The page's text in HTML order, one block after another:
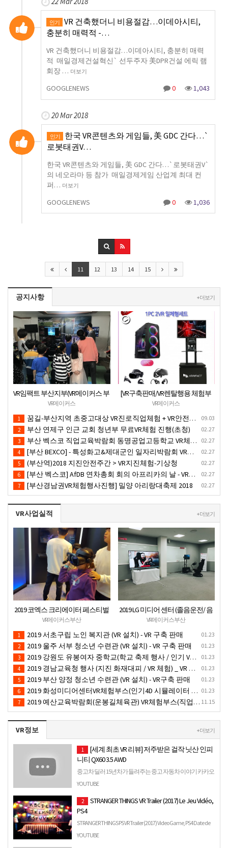
인기
VR 건축했더니 비용절감…이데아시티,
충분히 매력적 -…
VR 건축했더니 비용절감…이데아시티, 충분히 매력
적 매일경제건설혁신` 선두주자 美DPR건설 에릭 램
회장 … 더보기
GOOGLENEWS 0 1,043
20 Mar 2018
인기
한국 VR콘텐츠와 게임들, 美 GDC 간다…`
로봇태권V…
한국 VR콘텐츠와 게임들, 美 GDC 간다…`로봇태권V`
의 네오라마 등 참가 매일경제게임 산업계 최대 컨
퍼… 더보기
GOOGLENEWS 0 1,036
11 12 13 14 15
공지사항 + 더보기
VR임팩트 부산지부(VR메이커스 부
산) 지역기관 무료VR체험서비스
제공
VR메이커스
[VR구축판매/VR렌탈행용 체험부
스][신제품](가성비최고) 1PC 2VR
일체형행사부스 세트(1부스-2인
따로 게임진행)
VR메이커스
09.03
1 꿈길-부산지역 초중고대상 VR진로직업체험 + VR안전교육 프로그램 운영공고
02.27
2 부산 연제구 인근 교회 청년부 무료VR체험 진행(초청)
02.27
3 부산 벡스코 직업교육박람회 동명공업고등학교 VR체험존
02.27
4 [부산 BEXCO] - 특성화고&제대군인 일자리박람회 VR체험부스운영(18.10.17)-VR행사
02.27
5 (부산역)2018 지진안전주간 > VR지진체험-기상청
02.27
6 [부산 벡스코] AfDB 연차총회 회의 아프리카의 날 - VR부스설치
02.27
7 [부산경남권VR체험행사진행] 밀양 아리랑대축제 2018
VR사업실적 + 더보기
2019 코엑스 크리에이터 페스티벌
VR체험 부스 (인기 VR 체험) - VR렌
탈대여 행사
VR메이커스부산
2019 LG 미디어 센터 (졸음운전/ 음
주운전 체험 행사) VR 체험 - VR 렌탈
대여 행사
VR메이커스부산
01.23
1 2019 서초구립 노인 복지관 (VR 설치) - VR 구축 판매
01.23
2 2019 울주 서부 청소년 수련관 (VR 설치) - VR 구축 판매
01.23
3 2019 강원도 유봉여자 중학교(학교 축제 행사 / 인기 VR 컨텐츠 ) - VR렌탈대여 행사
01.23
4 2019 경남교육청 행사 (지진 화재대피 / VR 체험) _ VR 렌탈대여행사
01.23
5 2019 부산 양정 청소년 수련관 (VR 설치) - VR구축 판매
01.23
6 2019 화성미디어센터VR체험부스(인기4D 시뮬레이터 체험)-VR렌탈대여 행사
11.15
7 2019 예산교육박람회(운봉길체육관) VR체험부스(직업진로체험 / 인기VR체험)-VR렌탈대여행사
VR정보 + 더보기
1
[세계 최초 VR 리뷰] 저주받은 걸작 닛산 인피
니티 QX60 3.5 AWD
중고차 딜러 15년차가 들려주는 중고 자동차 이야기 카카오
톡 플러스 친구를 통해 원하는 차량을 찾아보세요 :
YOUTUBE
2
STRANGER THINGS VR Trailer (2017) Le Jeu Vidéo,
PS4
STRANGER THINGS PS VR Trailer (2017) Video Game, PS4 Date de
sortie : 2017 © 2017 - Netflix Abonne-toi à la chaîne Youtu…
YOUTUBE